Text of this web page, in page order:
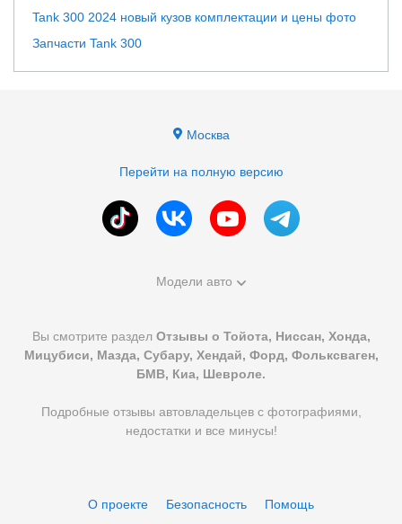
Tank 300 2024 новый кузов комплектации и цены фото
Запчасти Tank 300
Москва
Перейти на полную версию
Модели авто
Вы смотрите раздел Отзывы о Тойота, Ниссан, Хонда,
Мицубиси, Мазда, Субару, Хендай, Форд, Фольксваген,
БМВ, Киа, Шевроле.
Подробные отзывы автовладельцев с фотографиями,
недостатки и все минусы!
О проекте Безопасность Помощь